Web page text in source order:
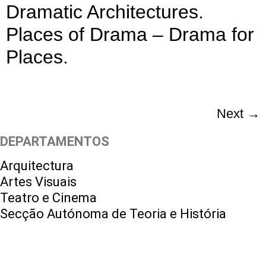
Dramatic Architectures.
Places of Drama – Drama for
Places.
Next →
DEPARTAMENTOS
Arquitectura
Artes Visuais
Teatro e Cinema
Secção Autónoma de Teoria e História